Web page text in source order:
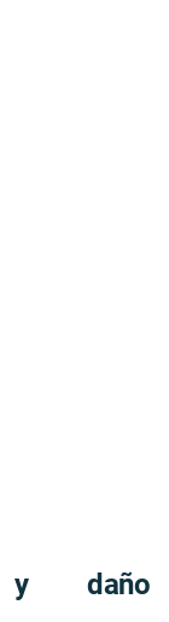
y daño